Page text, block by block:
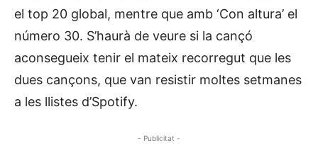
el top 20 global, mentre que amb ‘Con altura’ el
número 30. S’haurà de veure si la cançó
aconsegueix tenir el mateix recorregut que les
dues cançons, que van resistir moltes setmanes
a les llistes d’Spotify.
- Publicitat -